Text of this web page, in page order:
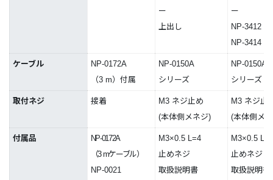
ー
上出し
ー
NP-3412：
NP-3414：
ケーブル
NP-0172A
（3 m）付属
NP-0150A
シリーズ
NP-0150A
シリーズ
取付ネジ 接着
M3 ネジ止め
(本体側メネジ)
M3 ネジ止
(本体側メ
付属品
NP-0172A
（3 mケーブル）
NP-0021
M3×0.5 L=4
止めネジ
取扱説明書
M3×0.5 L=4
止めネジ
取扱説明書